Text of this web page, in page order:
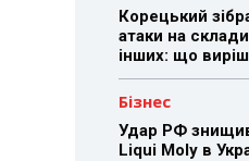
Корецький
атаки на
інших: що
Бізнес
Удар РФ
Liqui Moly в